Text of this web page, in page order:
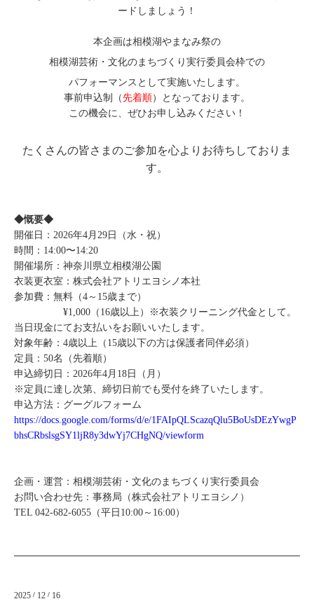
ードしましょう！
本企画は相模湖やまなみ祭の
相模湖芸術・文化のまちづくり実行委員会枠での
パフォーマンスとして実施いたします。
事前申込制（先着順）となっております。
この機会に、ぜひお申し込みください！
たくさんの皆さまのご参加を心よりお待ちしておりま
す。
◆慨要◆
開催日：2026年4月29日（水・祝）
時間：14:00〜14:20
開催場所：神奈川県立相模湖公園
衣装更衣室：株式会社アトリエヨシノ本社
参加費：無料（4～15歳まで）
¥1,000（16歳以上）※衣装クリーニング代金として。
当日現金にてお支払いをお願いいたします。
対象年齢：4歳以上（15歳以下の方は保護者同伴必須）
定員：50名（先着順）
申込締切日：2026年4月18日（月）
※定員に達し次第、締切日前でも受付を終了いたします。
申込方法：グーグルフォーム
https://docs.google.com/forms/d/e/1FAIpQLScazqQlu5BoUsDEzYwgP
bhsCRbslsgSY1ljR8y3dwYj7CHgNQ/viewform
企画・運営：相模湖芸術・文化のまちづくり実行委員会
お問い合わせ先：事務局（株式会社アトリエヨシノ）
TEL 042-682-6055（平日10:00～16:00）
2025 / 12 / 16